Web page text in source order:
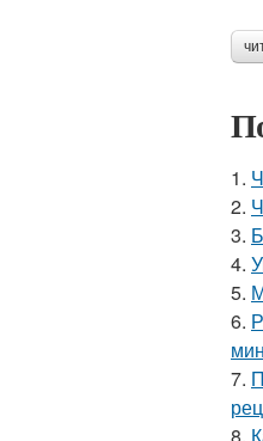
1.
2.
3.
4.
5.
6.
7.